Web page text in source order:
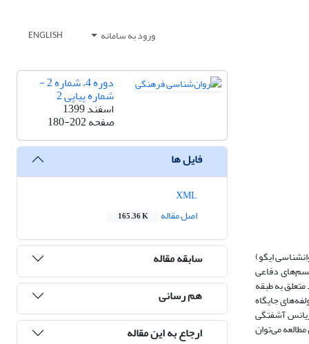
ورود به سامانه ENGLISH
ایگو)
دفاعی
پژوهش شامل 152 نفر فرد داوطلب از افراد متعلق به طبقه
جایگاه
مولفه‌های ادراک از جایگاه اجتماعی و مکانیسم‌های دفاعی 42 درصد از واریانس آشفتگی
می‌توان
دوره 4، شماره 2 -
شماره پیاپی 2
اسفند 1399
صفحه180-202
فایل ها
اصل مقاله
165.36 K
سابقه مقاله
هم رسانی
ارجاع به این مقاله